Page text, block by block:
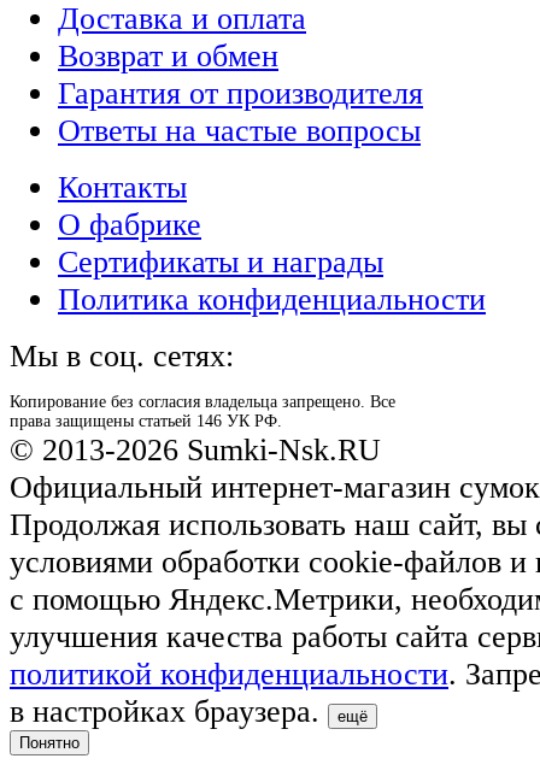
Доставка и оплата
Возврат и обмен
Гарантия от производителя
Ответы на частые вопросы
Контакты
О фабрике
Сертификаты и награды
Политика конфиденциальности
Мы в соц. сетях:
Копирование без согласия владельца запрещено. Все
права защищены статьей 146 УК РФ.
© 2013-2026 Sumki-Nsk.RU
Официальный интернет-магазин
Продолжая использовать наш сайт, вы
условиями обработки cookie-файлов и
с помощью Яндекс.Метрики,
улучшения качества работы сайта
политикой конфиденциальности.
в настройках браузера.
ещё
Понятно